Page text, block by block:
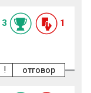
3 1
отговор
!